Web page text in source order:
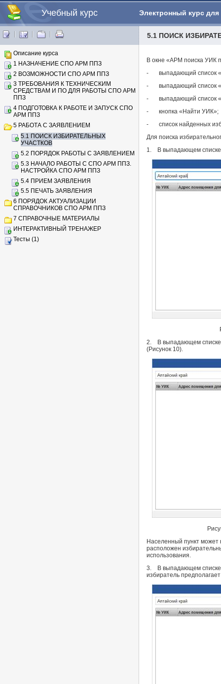
Учебный курс Электронный курс
5.1 ПОИСК
Описание курса
1 НАЗНАЧЕНИЕ СПО АРМ ППЗ
2 ВОЗМОЖНОСТИ СПО АРМ ППЗ
3 ТРЕБОВАНИЯ К ТЕХНИЧЕСКИМ
СРЕДСТВАМ И ПО ДЛЯ РАБОТЫ СПО АРМ
ППЗ
4 ПОДГОТОВКА К РАБОТЕ И ЗАПУСК СПО
АРМ ППЗ
5 РАБОТА С ЗАЯВЛЕНИЕМ
5.1 ПОИСК ИЗБИРАТЕЛЬНЫХ
УЧАСТКОВ
5.2 ПОРЯДОК РАБОТЫ С ЗАЯВЛЕНИЕМ
5.3 НАЧАЛО РАБОТЫ С СПО АРМ ППЗ.
НАСТРОЙКА СПО АРМ ППЗ
5.4 ПРИЕМ ЗАЯВЛЕНИЯ
5.5 ПЕЧАТЬ ЗАЯВЛЕНИЯ
6 ПОРЯДОК АКТУАЛИЗАЦИИ
СПРАВОЧНИКОВ СПО АРМ ППЗ
7 СПРАВОЧНЫЕ МАТЕРИАЛЫ
ИНТЕРАКТИВНЫЙ ТРЕНАЖЕР
Тесты (1)
В окне «АРМ поиска УИК
- выпадающий список
- выпадающий список
- выпадающий список
- кнопка «Найти УИК»;
- список найденных
Для поиска
1. В выпадающем списке
2. В выпадающем списке
(Рисунок 10).
Населенный пункт может
расположен
использования.
3. В выпадающем списке
избиратель